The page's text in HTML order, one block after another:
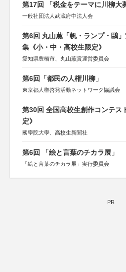
第17回 「税金をテーマに川柳大
一般社団法人武蔵府中法人会
第6回 丸山薫「帆・ランプ・鷗
集《小・中・高校生限定》
愛知県豊橋市、丸山薫賞運営委員会
第6回「都民の人権川柳」
東京都人権啓発活動ネットワーク協議会
第30回 全国高校生創作コンテス
定》
國學院大學、高校生新聞社
第6回 「絵と言葉のチカラ展」
「絵と言葉のチカラ展」実行委員会
PR